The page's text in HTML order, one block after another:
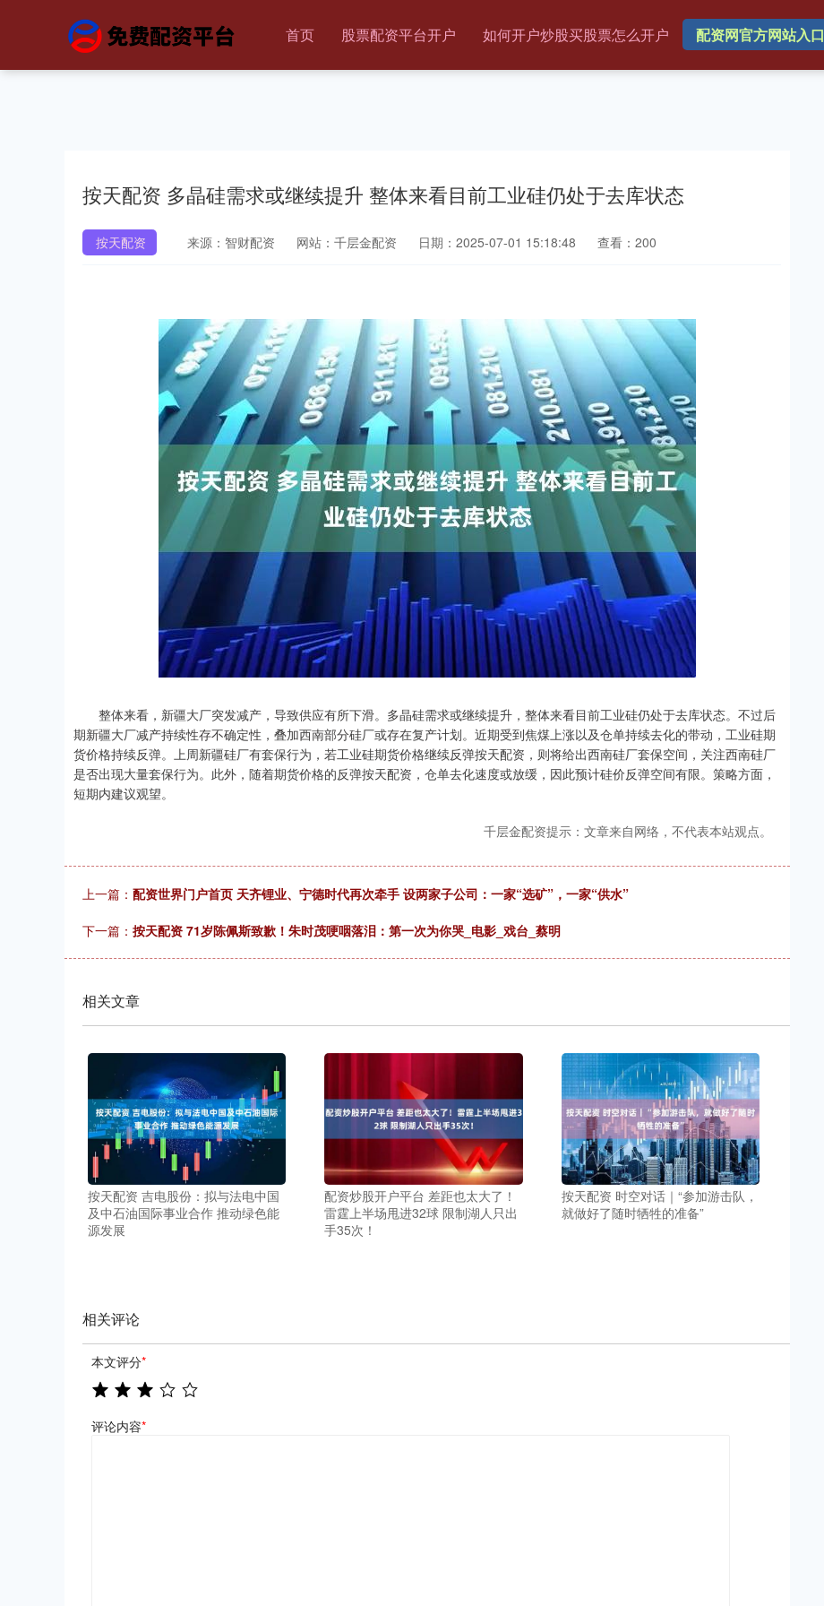
首页 股票配资平台开户 如何开户炒股买股票怎么开户 配资网官方网站入口
按天配资 多晶硅需求或继续提升 整体来看目前工业硅仍处于去库状态
按天配资 来源：智财配资 网站：千层金配资 日期：2025-07-01 15:18:48 查看：200
整体来看，新疆大厂突发减产，导致供应有所下滑。多晶硅需求或继续提升，整体来看目前工业硅仍处于去库状态。不过后
期新疆大厂减产持续性存不确定性，叠加西南部分硅厂或存在复产计划。近期受到焦煤上涨以及仓单持续去化的带动，工业硅期
货价格持续反弹。上周新疆硅厂有套保行为，若工业硅期货价格继续反弹按天配资，则将给出西南硅厂套保空间，关注西南硅厂
是否出现大量套保行为。此外，随着期货价格的反弹按天配资，仓单去化速度或放缓，因此预计硅价反弹空间有限。策略方面，
短期内建议观望。
千层金配资提示：文章来自网络，不代表本站观点。
上一篇： 配资世界门户首页 天齐锂业、宁德时代再次牵手 设两家子公司：一家“选矿”，一家“供水”
下一篇： 按天配资 71岁陈佩斯致歉！朱时茂哽咽落泪：第一次为你哭_电影_戏台_蔡明
相关文章
按天配资 吉电股份：拟与法电中国
及中石油国际事业合作 推动绿色能
源发展
配资炒股开户平台 差距也太大了！
雷霆上半场甩进32球 限制湖人只出
手35次！
按天配资 时空对话｜“参加游击队，
就做好了随时牺牲的准备”
相关评论
本文评分*
评论内容*